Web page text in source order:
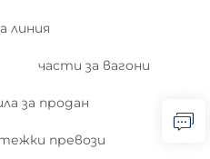
линия
части за вагони
за продан
превози